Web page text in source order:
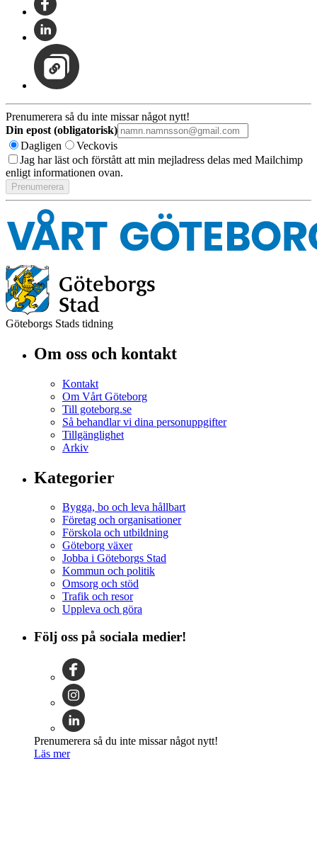
Prenumerera så du inte missar något nytt!
Din epost (obligatorisk)
Dagligen
Veckovis
Jag har läst och förstått att min mejladress delas med Mailchimp
enligt informationen ovan.
Göteborgs Stads tidning
Om oss och kontakt
Kontakt
Om Vårt Göteborg
Till goteborg.se
Så behandlar vi dina personuppgifter
Tillgänglighet
Arkiv
Kategorier
Bygga, bo och leva hållbart
Företag och organisationer
Förskola och utbildning
Göteborg växer
Jobba i Göteborgs Stad
Kommun och politik
Omsorg och stöd
Trafik och resor
Uppleva och göra
Följ oss på sociala medier!
Prenumerera så du inte missar något nytt!
Läs mer